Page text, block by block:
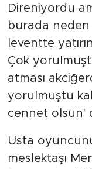
Direniyordu
burada neden
leventte
Çok
atması
yorulmuştu
cennet olsun'
Usta
meslektaşı